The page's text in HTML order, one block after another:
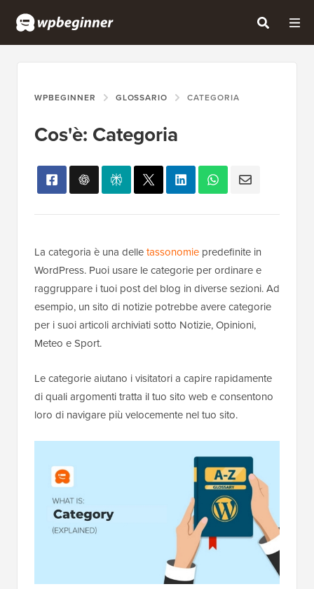
WPBEGINNER GLOSSARIO CATEGORIA
Cos'è: Categoria
La categoria è una delletassonomie predefinite in
WordPress. Puoi usare le categorie per ordinare e
raggruppare i tuoi post del blog in diverse sezioni. Ad
esempio, un sito di notizie potrebbe avere categorie
per i suoi articoli archiviati sotto Notizie, Opinioni,
Meteo e Sport.
Le categorie aiutano i visitatori a capire rapidamente
di quali argomenti tratta il tuo sito web e consentono
loro di navigare più velocemente nel tuo sito.